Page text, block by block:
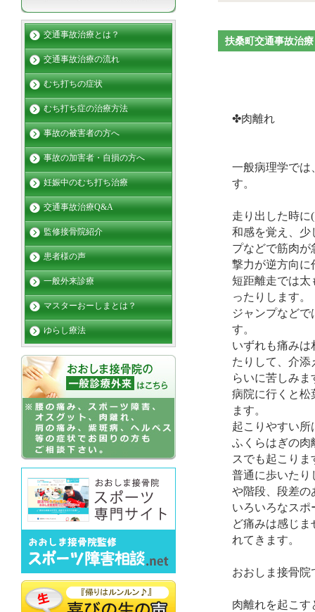
扶桑町交通事故治療
✤肉離れ
一般病理学では
す。
走り出した時に
和感を覚え、少
プなどで筋肉が
撃力が逆方向に
短距離走では太
ったりします。
ジャンプなど
す。
いずれも痛みは
たりして、介添
らいに苦しみま
病院に行くと松
ます。
起こりやすい所
ふくらはぎの肉
スでも起こりま
普通に歩いたり
や階段、段差の
いろいろなスポ
ど痛みは感じ
れてきます。
おおしま接骨院
肉離れを起こす
交通事故治療とは？
交通事故治療の流れ
むち打ちの症状
むち打ち症の治療方法
事故の被害者の方へ
事故の加害者・自損の方へ
妊娠中のむち打ち治療
交通事故治療Q&A
監修接骨院紹介
患者様の声
一般外来診療
マスターおーしまとは？
ゆらし療法